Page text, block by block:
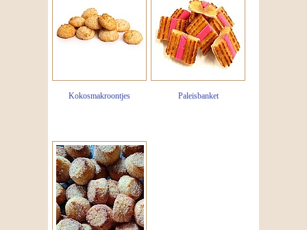
Kokosmakroontjes Paleisbanket
Assortiment
Nieuws